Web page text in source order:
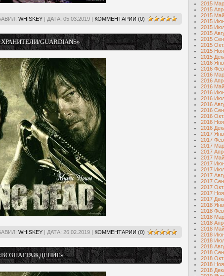
WHISKEY | ДАТА: 05.03.2019 | КОММЕНТАРИИ (0)
GUARDIANS»
WHISKEY | ДАТА: 26.02.2019 | КОММЕНТАРИИ (0)
2015
2015
2015 Май
2015
2015
2015
2015
2015
2015
2015
2016
2016
2016
2016
2016 Май
2016
2016
2016
2016
2016
2016
2016
2017
2017
2017
2017
2017 Май
2017
2017
2017
2017
2017
2017
2017
2018
2018
2018
2018
2018 Май
2018
2018
2018
2018
2018
2018
2018